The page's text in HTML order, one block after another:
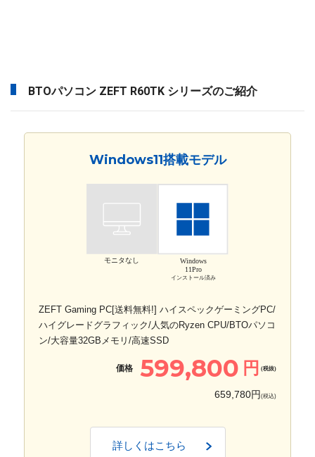
BTOパソコン ZEFT R60TK シリーズのご紹介
Windows11搭載モデル
モニタなし
Windows
11Pro
インストール済み
ZEFT Gaming PC[送料無料!] ハイスペックゲーミングPC/
ハイグレードグラフィック/人気のRyzen CPU/BTOパソコ
ン/大容量32GBメモリ/高速SSD
価格 599,800 円 (税抜)
659,780円 (税込)
詳しくはこちら